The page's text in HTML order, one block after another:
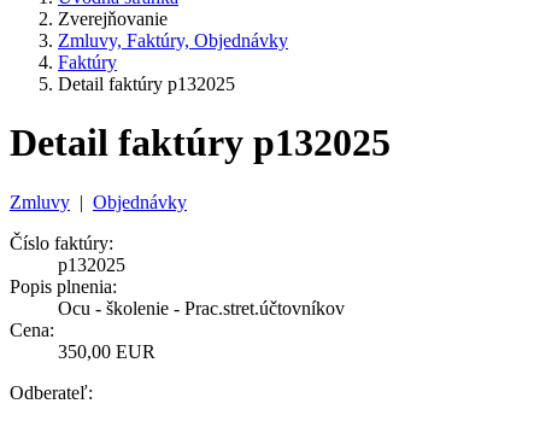
Zverejňovanie
Zmluvy, Faktúry, Objednávky
Faktúry
Detail faktúry p132025
Detail faktúry p132025
Zmluvy | Objednávky
Číslo faktúry:
p132025
Popis plnenia:
Ocu - školenie - Prac.stret.účtovníkov
Cena:
350,00 EUR
Odberateľ: